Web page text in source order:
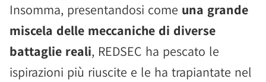
Insomma, presentandosi come una grande
miscela delle meccaniche di diverse
battaglie reali, REDSEC ha pescato le
ispirazioni più riuscite e le ha trapiantate nel